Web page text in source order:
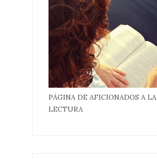
PÁGINA DE AFICIONADOS A LA
LECTURA